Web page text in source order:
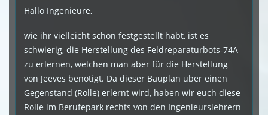
Hallo Ingenieure,
wie ihr vielleicht schon festgestellt habt, ist es
schwierig, die Herstellung des Feldreparaturbots-74A
zu erlernen, welchen man aber für die Herstellung
von Jeeves benötigt. Da dieser Bauplan über einen
Gegenstand (Rolle) erlernt wird, haben wir euch diese
Rolle im Berufepark rechts von den Ingenieurslehrern